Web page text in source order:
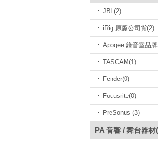
JBL(2)
iRig 原廠公司貨(2)
Apogee 錄音室品
TASCAM(1)
Fender(0)
Focusrite(0)
PreSonus (3)
PA 音響 / 舞台器材